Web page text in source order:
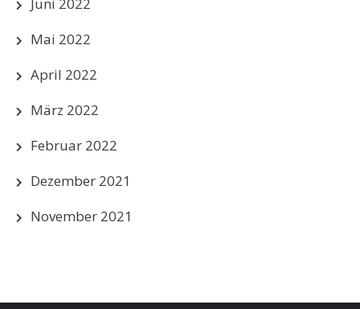
Mai 2022
April 2022
März 2022
Februar 2022
Dezember 2021
November 2021